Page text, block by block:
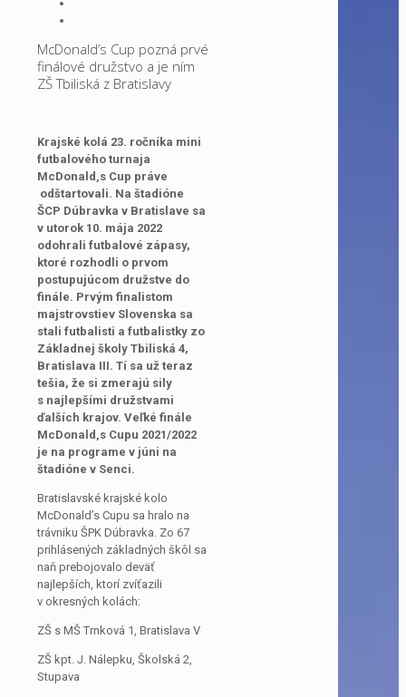
McDonald’s Cup pozná prvé
finálové družstvo a je ním
ZŠ Tbiliská z Bratislavy
Krajské kolá 23. ročníka mini
futbalového turnaja
McDonald s Cup práve
odštartovali. Na štadióne
ŠCP Dúbravka v Bratislave sa
v utorok 10. mája 2022
odohrali futbalové zápasy,
ktoré rozhodli o prvom
postupujúcom družstve do
finále. Prvým finalistom
majstrovstiev Slovenska sa
stali futbalisti a futbalistky zo
Základnej školy Tbiliská 4,
Bratislava III. Tí sa už teraz
tešia, že si zmerajú sily
s najlepšími družstvami
ďalších krajov. Veľké finále
McDonald s Cupu 2021/2022
je na programe v júni na
štadióne v Senci.
Bratislavské krajské kolo
McDonald’s Cupu sa hralo na
trávniku ŠPK Dúbravka. Zo 67
prihlásených základných škôl sa
naň prebojovalo deväť
najlepších, ktorí zvíťazili
v okresných kolách:
ZŠ s MŠ Trnková 1, Bratislava V
ZŠ kpt. J. Nálepku, Školská 2,
Stupava